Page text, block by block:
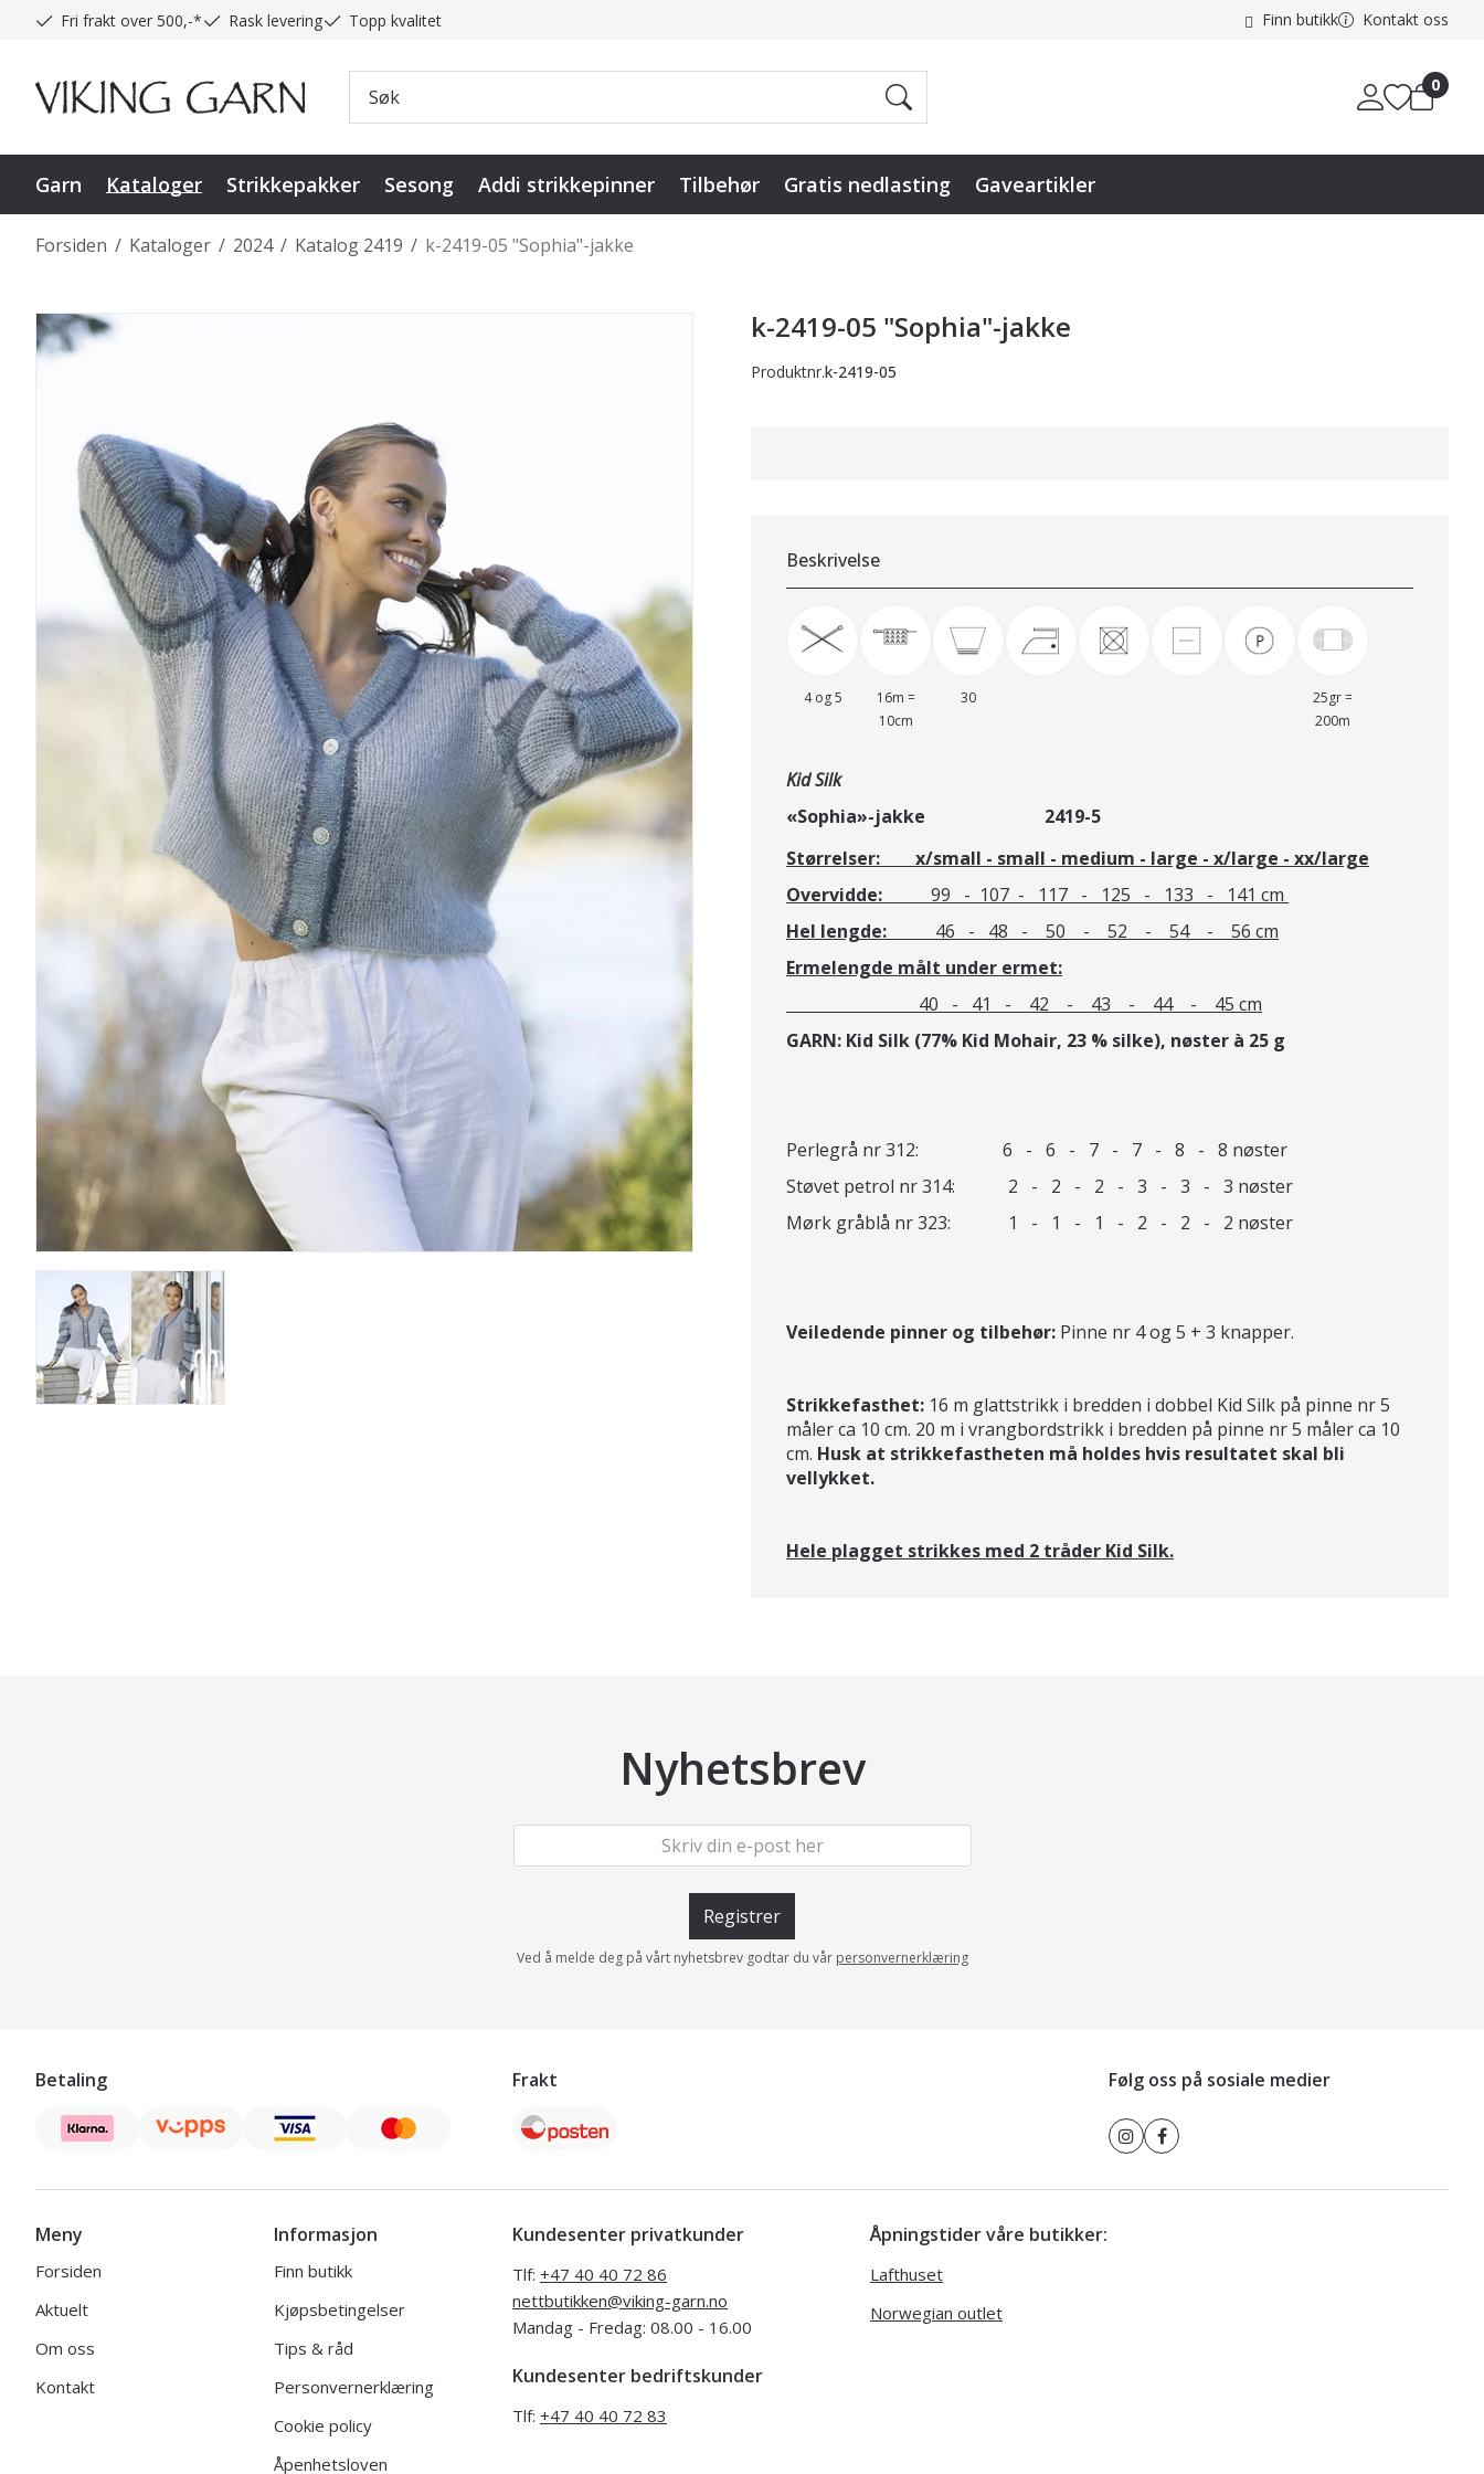
Fri frakt over 500,-* Rask levering Topp kvalitet Finn butikk Kontakt oss
0
Garn Kataloger Strikkepakker Sesong Addi strikkepinner Tilbehør Gratis nedlasting Gaveartikler
/
Forsiden /
Kataloger /
2024 /
Katalog 2419 k-2419-05 "Sophia"-jakke
k-2419-05 "Sophia"-jakke
Produktnr.k-2419-05
Beskrivelse
4 og 5
16m =
10cm
30
25gr =
200m
Kid Silk
«Sophia»-jakke 2419-5
Størrelser: x/small - small - medium - large - x/large - xx/large
Overvidde: 99 - 107 - 117 - 125 - 133 - 141 cm
Hel lengde: 46 - 48 - 50 - 52 - 54 - 56 cm
Ermelengde målt under ermet:
40 - 41 - 42 - 43 - 44 - 45 cm
GARN: Kid Silk (77% Kid Mohair, 23 % silke), nøster à 25 g
Perlegrå nr 312: 6 - 6 - 7 - 7 - 8 - 8 nøster
Støvet petrol nr 314: 2 - 2 - 2 - 3 - 3 - 3 nøster
Mørk gråblå nr 323: 1 - 1 - 1 - 2 - 2 - 2 nøster
Veiledende pinner og tilbehør: Pinne nr 4 og 5 + 3 knapper.
Strikkefasthet: 16 m glattstrikk i bredden i dobbel Kid Silk på pinne nr 5
måler ca 10 cm. 20 m i vrangbordstrikk i bredden på pinne nr 5 måler ca 10
cm. Husk at strikkefastheten må holdes hvis resultatet skal bli
vellykket.
Hele plagget strikkes med 2 tråder Kid Silk.
Nyhetsbrev
Registrer
Ved å melde deg på vårt nyhetsbrev godtar du vår personvernerklæring
Betaling Frakt Følg oss på sosiale medier
Meny
Forsiden
Aktuelt
Om oss
Kontakt
Informasjon
Finn butikk
Kjøpsbetingelser
Tips & råd
Personvernerklæring
Cookie policy
Åpenhetsloven
Kundesenter privatkunder
Tlf: +47 40 40 72 86
nettbutikken@viking-garn.no
Mandag - Fredag: 08.00 - 16.00
Kundesenter bedriftskunder
Tlf: +47 40 40 72 83
Åpningstider våre butikker:
Lafthuset
Norwegian outlet